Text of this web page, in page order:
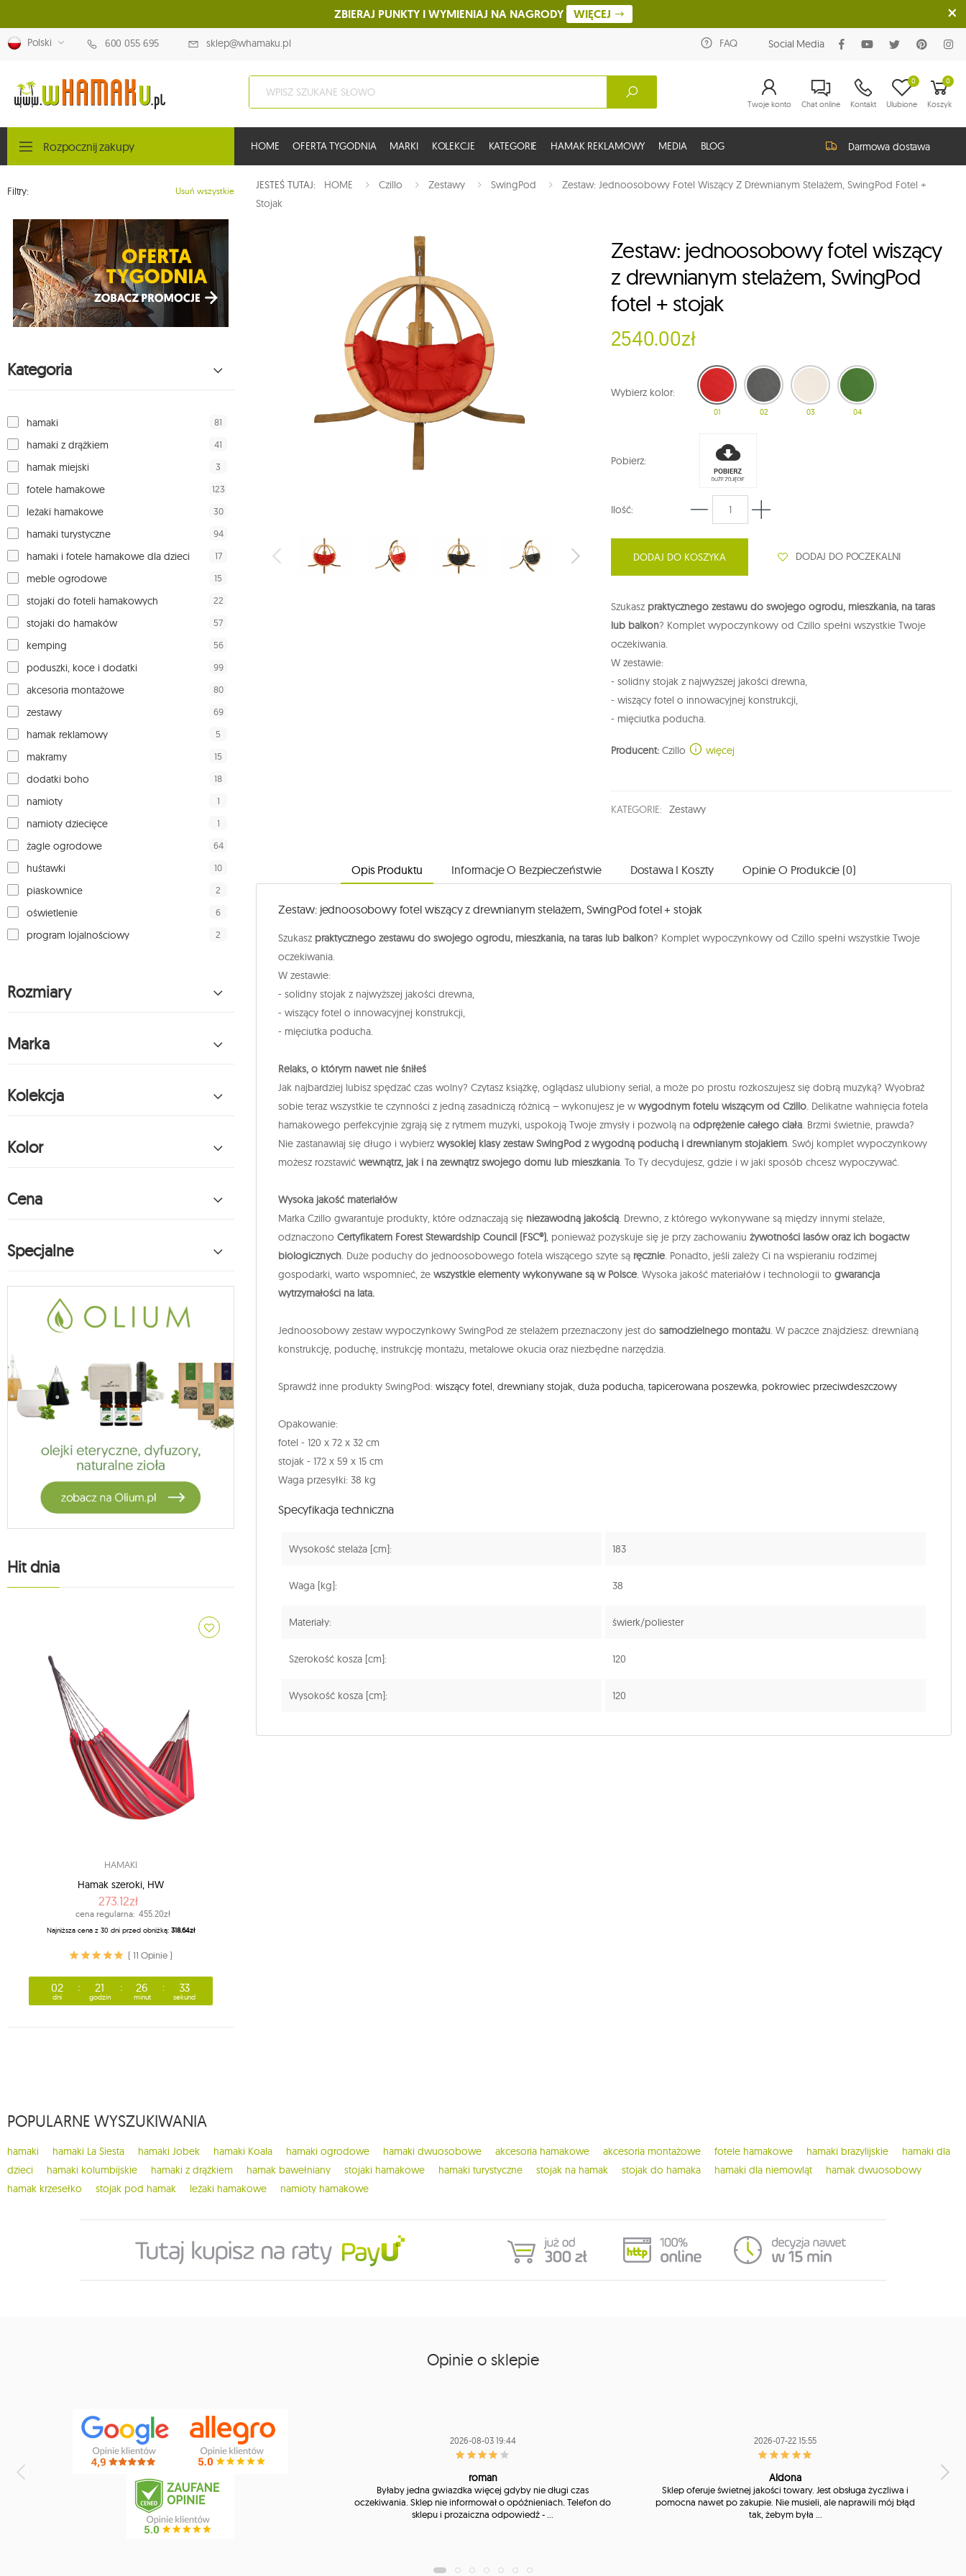
ZBIERAJ PUNKTY I WYMIENIAJ NA NAGRODY WIĘCEJ
Polski 600 055 695 sklep@whamaku.pl FAQ Social Media
Twoje konto Chat online Kontakt Ulubione
0 0
Koszyk
Rozpocznij zakupy HOME OFERTA TYGODNIA MARKI KOLEKCJE KATEGORIE HAMAK REKLAMOWY MEDIA BLOG Darmowa dostawa
Filtry: Usuń wszystkie
Kategoria
hamaki 81
hamaki z drążkiem 41
hamak miejski 3
fotele hamakowe 123
leżaki hamakowe 30
hamaki turystyczne 94
hamaki i fotele hamakowe dla dzieci 17
meble ogrodowe 15
stojaki do foteli hamakowych 22
stojaki do hamaków 57
kemping 56
poduszki, koce i dodatki 99
akcesoria montażowe 80
zestawy 69
hamak reklamowy 5
makramy 15
dodatki boho 18
namioty 1
namioty dziecięce 1
żagle ogrodowe 64
huśtawki 10
piaskownice 2
oświetlenie 6
program lojalnościowy 2
Rozmiary
Marka
Kolekcja
Kolor
Cena
Specjalne
Hit dnia
HAMAKI
Hamak szeroki, HW
273.12zł
cena regularna: 455.20zł
Najniższa cena z 30 dni przed obniżką: 318.64zł
( 11 Opinie )
02
dni
21
godzin
26
minut
32
sekund
JESTEŚ TUTAJ: HOME Czillo Zestawy SwingPod
Zestaw: Jednoosobowy Fotel Wiszący Z Drewnianym Stelażem, SwingPod Fotel +
Stojak
Zestaw: jednoosobowy fotel wiszący
z drewnianym stelażem, SwingPod
fotel + stojak
2540.00zł
Wybierz kolor:
01 02 03 04
Pobierz:
Ilość:
DODAJ DO KOSZYKA DODAJ DO POCZEKALNI
Szukasz praktycznego zestawu do swojego ogrodu, mieszkania, na taras
lub balkon? Komplet wypoczynkowy od Czillo spełni wszystkie Twoje
oczekiwania.
W zestawie:
- solidny stojak z najwyższej jakości drewna,
- wiszący fotel o innowacyjnej konstrukcji,
- mięciutka poducha.
Producent: Czillo więcej
KATEGORIE: Zestawy
Opis Produktu Informacje O Bezpieczeństwie Dostawa I Koszty Opinie O Produkcie (0)
Zestaw: jednoosobowy fotel wiszący z drewnianym stelażem, SwingPod fotel + stojak
Szukasz praktycznego zestawu do swojego ogrodu, mieszkania, na taras lub balkon? Komplet wypoczynkowy od Czillo spełni wszystkie Twoje
oczekiwania.
W zestawie:
- solidny stojak z najwyższej jakości drewna,
- wiszący fotel o innowacyjnej konstrukcji,
- mięciutka poducha.
Relaks, o którym nawet nie śniłeś
Jak najbardziej lubisz spędzać czas wolny? Czytasz książkę, oglądasz ulubiony serial, a może po prostu rozkoszujesz się dobrą muzyką? Wyobraź
sobie teraz wszystkie te czynności z jedną zasadniczą różnicą – wykonujesz je wwygodnym fotelu wiszącym od Czillo. Delikatne wahnięcia fotela
hamakowego perfekcyjnie zgrają się z rytmem muzyki, uspokoją Twoje zmysły i pozwolą na odprężenie całego ciała. Brzmi świetnie, prawda?
Nie zastanawiaj się długo i wybierz wysokiej klasy zestaw SwingPod z wygodną poduchą i drewnianym stojakiem. Swój komplet wypoczynkowy
możesz rozstawić wewnątrz, jak i na zewnątrz swojego domu lub mieszkania. To Ty decydujesz, gdzie i w jaki sposób chcesz wypoczywać.
Wysoka jakość materiałów
Marka Czillo gwarantuje produkty, które odznaczają się niezawodną jakością. Drewno, z którego wykonywane są między innymi stelaże,
odznaczono Certyfikatem Forest Stewardship Council (FSC®), ponieważ pozyskuje się je przy zachowaniu żywotności lasów oraz ich bogactw
biologicznych. Duże poduchy do jednoosobowego fotela wiszącego szyte są ręcznie. Ponadto, jeśli zależy Ci na wspieraniu rodzimej
gospodarki, warto wspomnieć, że wszystkie elementy wykonywane są w Polsce. Wysoka jakość materiałów i technologii to gwarancja
wytrzymałości na lata.
Jednoosobowy zestaw wypoczynkowy SwingPod ze stelażem przeznaczony jest do samodzielnego montażu. W paczce znajdziesz: drewnianą
konstrukcję, poduchę, instrukcję montażu, metalowe okucia oraz niezbędne narzędzia.
Sprawdź inne produkty SwingPod: wiszący fotel, drewniany stojak, duża poducha, tapicerowana poszewka, pokrowiec przeciwdeszczowy
Opakowanie:
fotel - 120 x 72 x 32 cm
stojak - 172 x 59 x 15 cm
Waga przesyłki: 38 kg
Specyfikacja techniczna
Wysokość stelaża [cm]: 183
Waga [kg]: 38
Materiały: świerk/poliester
Szerokość kosza [cm]: 120
Wysokość kosza [cm]: 120
POPULARNE WYSZUKIWANIA
hamaki hamaki La Siesta hamaki Jobek hamaki Koala hamaki ogrodowe hamaki dwuosobowe akcesoria hamakowe akcesoria montażowe fotele hamakowe hamaki brazylijskie
hamaki dla
dzieci
hamaki kolumbijskie hamaki z drążkiem hamak bawełniany stojaki hamakowe hamaki turystyczne stojak na hamak stojak do hamaka hamaki dla niemowląt
hamak dwuosobowy
hamak krzesełko
stojak pod hamak leżaki hamakowe namioty hamakowe
Opinie o sklepie
2026-08-03 19:44
roman
Byłaby jedna gwiazdka więcej gdyby nie długi czas
oczekiwania. Sklep nie informował o opóźnieniach. Telefon do
sklepu i prozaiczna odpowiedź - ...
2026-07-22 15:55
Aldona
Sklep oferuje świetnej jakości towary. Jest obsługa życzliwa i
pomocna nawet po zakupie. Nie musieli, ale naprawili mój błąd
tak, żebym była ...